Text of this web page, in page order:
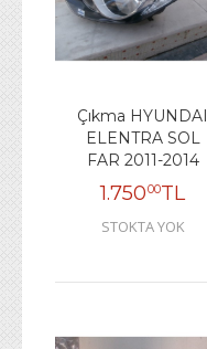
Çıkma HYUNDAI
ELENTRA SOL
FAR 2011-2014
1.75000TL
STOKTA YOK